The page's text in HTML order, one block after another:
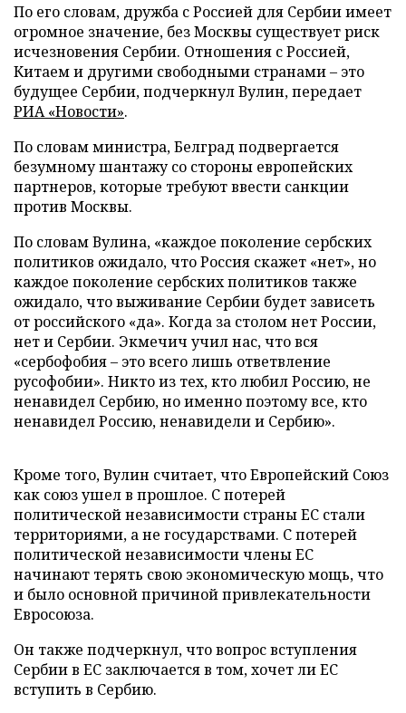
По его словам, дружба с Россией для Сербии имеет
огромное значение, без Москвы существует риск
исчезновения Сербии. Отношения с Россией,
Китаем и другими свободными странами – это
будущее Сербии, подчеркнул Вулин, передает
РИА «Новости».
По словам министра, Белград подвергается
безумному шантажу со стороны европейских
партнеров, которые требуют ввести санкции
против Москвы.
По словам Вулина, «каждое поколение сербских
политиков ожидало, что Россия скажет «нет», но
каждое поколение сербских политиков также
ожидало, что выживание Сербии будет зависеть
от российского «да». Когда за столом нет России,
нет и Сербии. Экмечич учил нас, что вся
«сербофобия – это всего лишь ответвление
русофобии». Никто из тех, кто любил Россию, не
ненавидел Сербию, но именно поэтому все, кто
ненавидел Россию, ненавидели и Сербию».
Кроме того, Вулин считает, что Европейский Союз
как союз ушел в прошлое. С потерей
политической независимости страны ЕС стали
территориями, а не государствами. С потерей
политической независимости члены ЕС
начинают терять свою экономическую мощь, что
и было основной причиной привлекательности
Евросоюза.
Он также подчеркнул, что вопрос вступления
Сербии в ЕС заключается в том, хочет ли ЕС
вступить в Сербию.